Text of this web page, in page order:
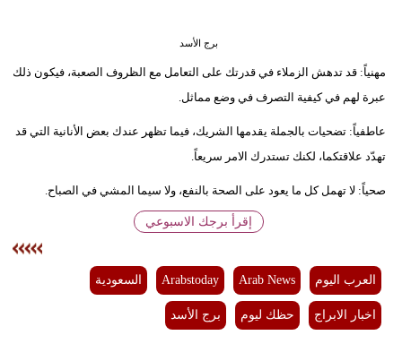
مرأة
وتكنولوجيا
أبراج
برج الأسد
مهنياً: قد تدهش الزملاء في قدرتك على التعامل مع الظروف الصعبة، فيكون ذلك
عبرة لهم في كيفية التصرف في وضع مماثل.
عاطفياً: تضحيات بالجملة يقدمها الشريك، فيما تظهر عندك بعض الأنانية التي قد
تهدّد علاقتكما، لكنك تستدرك الامر سريعاً.
صحياً: لا تهمل كل ما يعود على الصحة بالنفع، ولا سيما المشي في الصباح.
إقرأ برجك الاسبوعي
العرب اليوم Arab News
Arabstoday السعودية
اخبار الابراج حظك ليوم برج الأسد